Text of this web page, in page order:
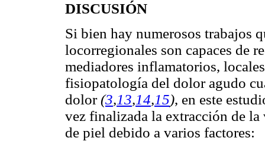
DISCUSIÓN
Si bien hay numerosos trabajos
locorregionales son capaces de
mediadores inflamatorios,
fisiopatología del dolor agudo
dolor(3,13,14,15), en este
vez finalizada la extracción de la
de piel debido a varios factores: